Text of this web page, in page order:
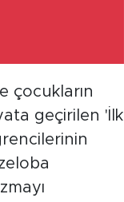
çocukların
geçirilen 'İlk